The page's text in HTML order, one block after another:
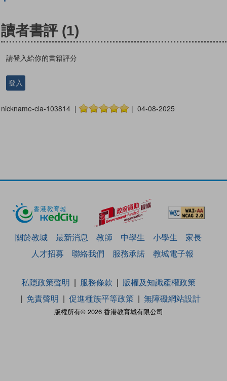
讀者書評 (1)
請登入給你的書籍評分
登入
nickname-cla-103814 | | 04-08-2025
關於教城 最新消息 教師 中學生 小學生
家長
人才招募
聯絡我們 服務承諾 教城電子報
版權所有© 2026 香港教育城有限公司
私隱政策聲明 服務條款
版權及知識產權政策
免責聲明
促進種族平等政策 無障礙網站設計